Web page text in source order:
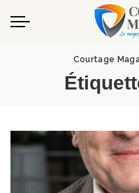
Panneau de gestion
Courtage